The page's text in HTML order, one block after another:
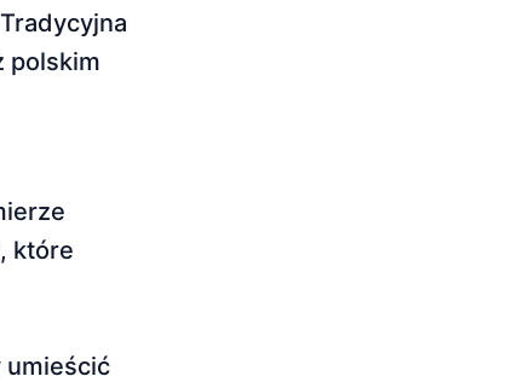
polskim
które
umieścić